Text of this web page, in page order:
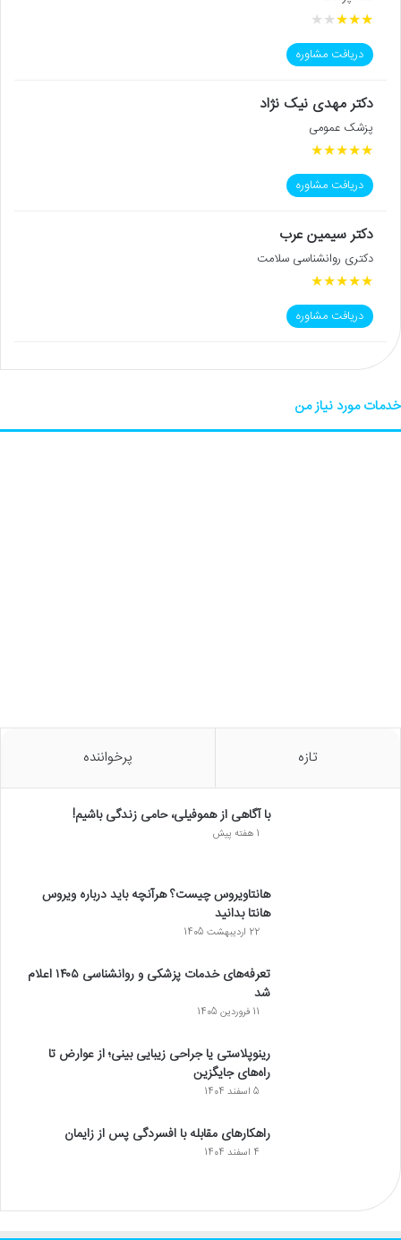
★
★
★
★
★
دریافت مشاوره
دکتر مهدی نیک نژاد
پزشک عمومی
★
★
★
★
★
دریافت مشاوره
دکتر سیمین عرب
دکتری روانشناسی سلامت
★
★
★
★
★
دریافت مشاوره
خدمات مورد نیاز من
تازه پرخواننده
با آگاهی از هموفیلی، حامی زندگی باشیم!
1 هفته پیش
هانتاویروس چیست؟ هرآنچه باید درباره ویروس
هانتا بدانید
22 اردیبهشت 1405
تعرفه‌های خدمات پزشکی و روانشناسی ۱۴۰۵ اعلام
شد
11 فروردین 1405
رینوپلاستی یا جراحی زیبایی بینی؛ از عوارض تا
راه‌های جایگزین
5 اسفند 1404
راهکارهای مقابله با افسردگی پس از زایمان
4 اسفند 1404